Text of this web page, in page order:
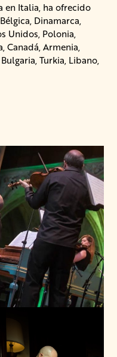
en Italia, ha ofrecido
Dinamarca,
Unidos, Polonia,
Canadá, Armenia,
Turkia, Libano,